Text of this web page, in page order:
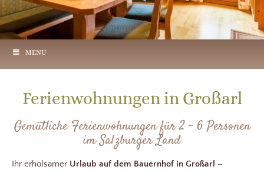
MENU
Ferienwohnungen in Großarl
Gemütliche Ferienwohnungen für 2 – 6 Personen
im Salzburger Land
Ihr erholsamer Urlaub auf dem Bauernhof in Großarl –